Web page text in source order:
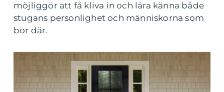
möjliggör att få kliva in och lära känna både
stugans personlighet och människorna som
bor där.